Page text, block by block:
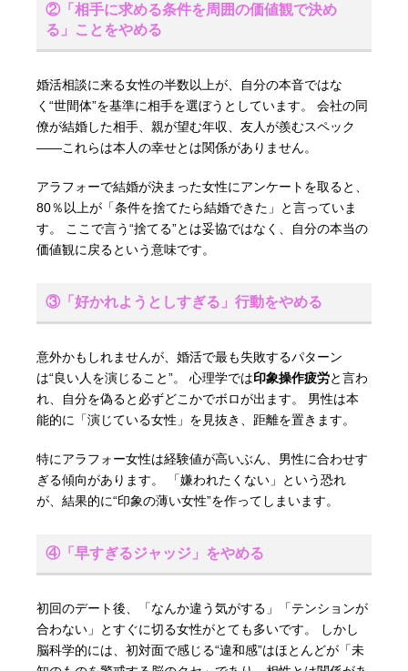
②「相手に求める条件を周囲の価値観で決め
る」ことをやめる
婚活相談に来る女性の半数以上が、自分の本音ではな
く“世間体”を基準に相手を選ぼうとしています。 会社の同
僚が結婚した相手、親が望む年収、友人が羨むスペック
――これらは本人の幸せとは関係がありません。
アラフォーで結婚が決まった女性にアンケートを取ると、
80％以上が「条件を捨てたら結婚できた」と言っていま
す。 ここで言う“捨てる”とは妥協ではなく、自分の本当の
価値観に戻るという意味です。
③「好かれようとしすぎる」行動をやめる
意外かもしれませんが、婚活で最も失敗するパターン
は“良い人を演じること”。 心理学では印象操作疲労と言わ
れ、自分を偽ると必ずどこかでボロが出ます。 男性は本
能的に「演じている女性」を見抜き、距離を置きます。
特にアラフォー女性は経験値が高いぶん、男性に合わせす
ぎる傾向があります。 「嫌われたくない」という恐れ
が、結果的に“印象の薄い女性”を作ってしまいます。
④「早すぎるジャッジ」をやめる
初回のデート後、「なんか違う気がする」「テンションが
合わない」とすぐに切る女性がとても多いです。 しかし
脳科学的には、初対面で感じる“違和感”はほとんどが「未